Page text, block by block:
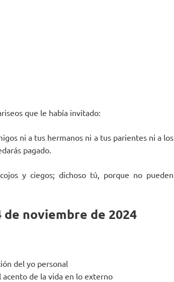
que le había invitado:
ni a tus hermanos ni a tus parientes ni a los
pagado.
y ciegos; dichoso tú, porque no pueden
noviembre de 2024
del yo personal
de la vida en lo externo